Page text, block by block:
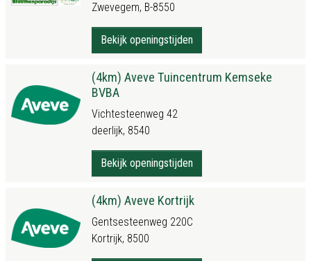
Zwevegem, B-8550
Bekijk openingstijden
(4km) Aveve Tuincentrum Kemseke
BVBA
Vichtesteenweg 42
deerlijk, 8540
Bekijk openingstijden
(4km) Aveve Kortrijk
Gentsesteenweg 220C
Kortrijk, 8500